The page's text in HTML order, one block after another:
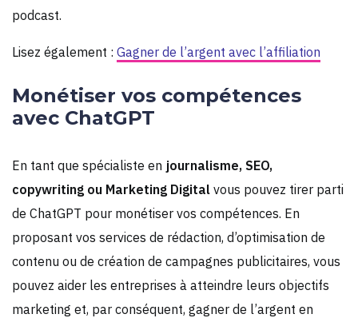
podcast.
Lisez également : Gagner de l’argent avec l’affiliation
Monétiser vos compétences
avec ChatGPT
En tant que spécialiste en journalisme, SEO,
copywriting ou Marketing Digital vous pouvez tirer parti
de ChatGPT pour monétiser vos compétences. En
proposant vos services de rédaction, d’optimisation de
contenu ou de création de campagnes publicitaires, vous
pouvez aider les entreprises à atteindre leurs objectifs
marketing et, par conséquent, gagner de l’argent en